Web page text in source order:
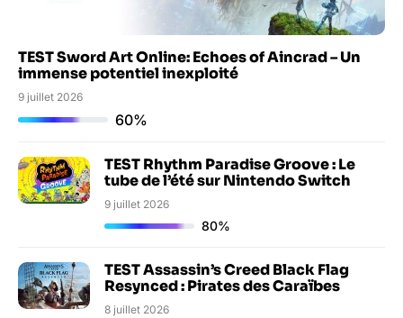
TEST Sword Art Online: Echoes of Aincrad – Un
immense potentiel inexploité
9 juillet 2026
60%
TEST Rhythm Paradise Groove : Le
tube de l’été sur Nintendo Switch
9 juillet 2026
80%
TEST Assassin’s Creed Black Flag
Resynced : Pirates des Caraïbes
8 juillet 2026